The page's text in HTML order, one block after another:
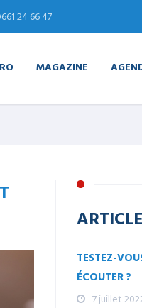
24 66 47
MAGAZINE
TESTEZ-
ÉCOUTER ?
7 juillet